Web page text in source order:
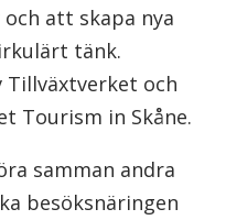
att skapa nya
tänk.
Tillväxtverket och
Tourism in Skåne.
samman andra
besöksnäringen